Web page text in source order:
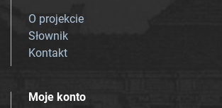
O projekcie
Słownik
Kontakt
Moje konto